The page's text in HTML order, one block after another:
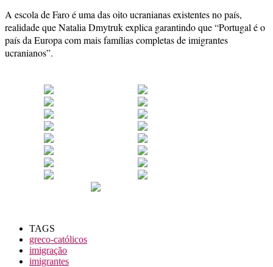
A escola de Faro é uma das oito ucranianas existentes no país,
realidade que Natalia Dmytruk explica garantindo que “Portugal é o
país da Europa com mais famílias completas de imigrantes
ucranianos”.
TAGS
greco-católicos
imigração
imigrantes